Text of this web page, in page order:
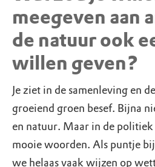
meegeven aan
de natuur ook
willen geven?
Je ziet in de samenleving en
groeiend groen besef. Bijna
en natuur. Maar in de
mooie woorden. Als puntje
we helaas vaak wijzen op